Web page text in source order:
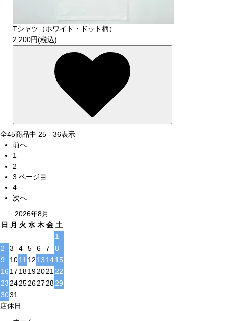
Tシャツ（ホワイト・ドット柄）
2,200円(税込)
全45商品中 25 - 36表示
前へ
1
2
3 ページ目
4
次へ
2026年8月
日 月 火 水 木 金 土
1
2
3 4 5 6 7
8
9
1011 12 13 1415
16 17 18192021 22
23 24252627 2829
3031
店休日